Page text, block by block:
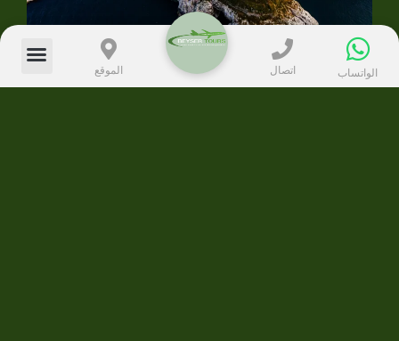
رحلة شيلا اغوا لماذا
الواتساب اتصال الموقع